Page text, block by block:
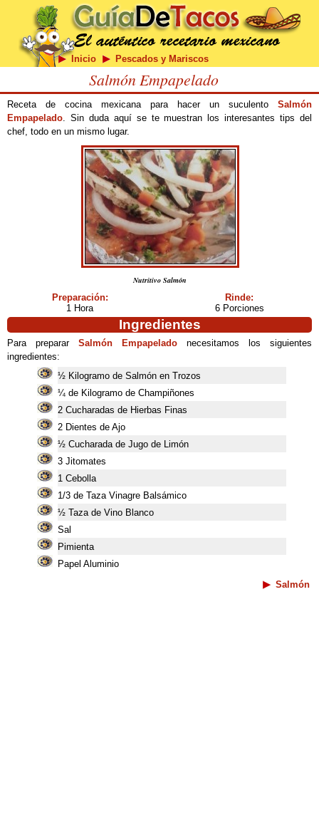
Inicio Pescados y Mariscos
Salmón Empapelado
Receta de cocina mexicana para hacer un suculento Salmón
Empapelado. Sin duda aquí se te muestran los interesantes tips del
chef, todo en un mismo lugar.
Nutritivo Salmón
Preparación:
1 Hora
Rinde:
6 Porciones
Ingredientes
Para preparar Salmón Empapelado necesitamos los siguientes
ingredientes:
½ Kilogramo de Salmón en Trozos
¼ de Kilogramo de Champiñones
2 Cucharadas de Hierbas Finas
2 Dientes de Ajo
½ Cucharada de Jugo de Limón
3 Jitomates
1 Cebolla
1/3 de Taza Vinagre Balsámico
½ Taza de Vino Blanco
Sal
Pimienta
Papel Aluminio
Salmón